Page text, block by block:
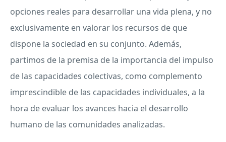
opciones reales para desarrollar una vida plena, y no
exclusivamente en valorar los recursos de que
dispone la sociedad en su conjunto. Además,
partimos de la premisa de la importancia del impulso
de las capacidades colectivas, como complemento
imprescindible de las capacidades individuales, a la
hora de evaluar los avances hacia el desarrollo
humano de las comunidades analizadas.